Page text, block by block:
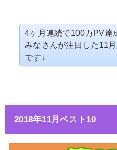
4ヶ月連続で100万PV達
みなさんが注目した11
です↓
2018年11月ベスト10